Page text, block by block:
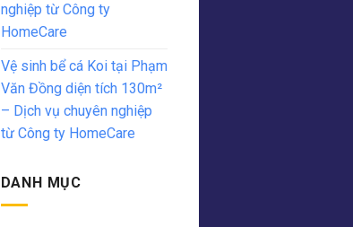
nghiệp từ Công ty
HomeCare
Vệ sinh bể cá Koi tại Phạm
Văn Đồng diện tích 130m²
– Dịch vụ chuyên nghiệp
từ Công ty HomeCare
DANH MỤC